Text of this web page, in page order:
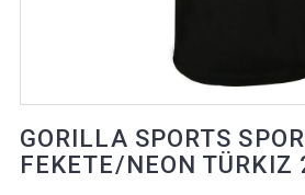
GORILLA SPORTS
FEKETE/NEON TÜRKIZ